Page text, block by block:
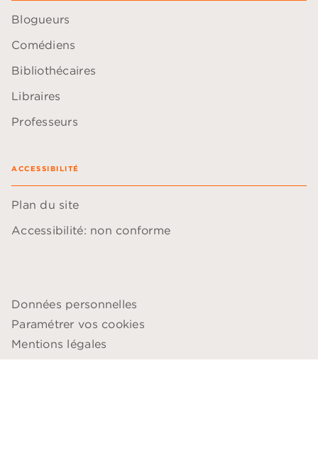
Blogueurs
Comédiens
Bibliothécaires
Libraires
Professeurs
ACCESSIBILITÉ
Plan du site
Accessibilité: non conforme
Données personnelles
Paramétrer vos cookies
Mentions légales
Conditions générales d'utilisation